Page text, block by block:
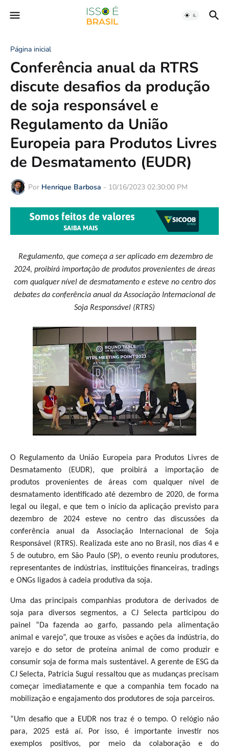
Página inicial
Conferência anual da RTRS
discute desafios da produção
de soja responsável e
Regulamento da União
Europeia para Produtos Livres
de Desmatamento (EUDR)
Por Henrique Barbosa - 10/16/2023 02:30:00 PM
Regulamento, que começa a ser aplicado em dezembro de
2024, proibirá importação de produtos provenientes de áreas
com qualquer nível de desmatamento e esteve no centro dos
debates da conferência anual da Associação Internacional de
Soja Responsável (RTRS)
O Regulamento da União Europeia para Produtos Livres de
Desmatamento (EUDR), que proibirá a importação de
produtos provenientes de áreas com qualquer nível de
desmatamento identificado até dezembro de 2020, de forma
legal ou ilegal, e que tem o início da aplicação previsto para
dezembro de 2024 esteve no centro das discussões da
conferência anual da Associação Internacional de Soja
Responsável (RTRS). Realizada este ano no Brasil, nos dias 4 e
5 de outubro, em São Paulo (SP), o evento reuniu produtores,
representantes de indústrias, instituições financeiras, tradings
e ONGs ligados à cadeia produtiva da soja.
Uma das principais companhias produtora de derivados de
soja para diversos segmentos, a CJ Selecta participou do
painel “Da fazenda ao garfo, passando pela alimentação
animal e varejo”, que trouxe as visões e ações da indústria, do
varejo e do setor de proteína animal de como produzir e
consumir soja de forma mais sustentável. A gerente de ESG da
CJ Selecta, Patricia Sugui ressaltou que as mudanças precisam
começar imediatamente e que a companhia tem focado na
mobilização e engajamento dos produtores de soja parceiros.
“Um desafio que a EUDR nos traz é o tempo. O relógio não
para, 2025 está aí. Por isso, é importante investir nos
exemplos positivos, por meio da colaboração e do